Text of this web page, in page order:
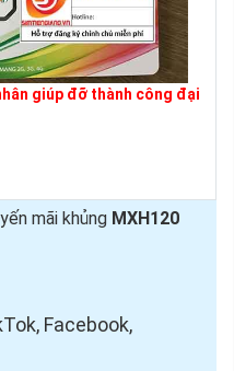
giúp đỡ thành công đại
mãi khủng MXH120
Facebook,